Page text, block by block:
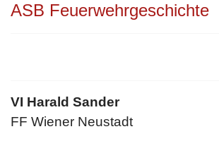
ASB Feuerwehrgeschichte
VI Harald Sander
FF Wiener Neustadt